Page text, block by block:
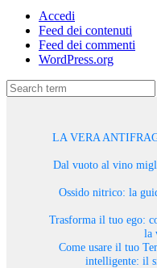
Accedi
Feed dei contenuti
Feed dei commenti
WordPress.org
LA VERA
Dal vuoto al vino
Ossido nitrico: la
Trasforma il tuo ego:
la
Come usare il tuo
intelligente: il